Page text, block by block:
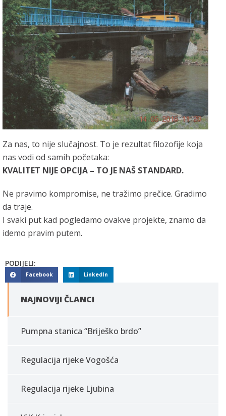
Za nas, to nije slučajnost. To je rezultat filozofije koja
nas vodi od samih početaka:
KVALITET NIJE OPCIJA – TO JE NAŠ STANDARD.
Ne pravimo kompromise, ne tražimo prečice. Gradimo
da traje.
I svaki put kad pogledamo ovakve projekte, znamo da
idemo pravim putem.
PODIJELI:
Facebook LinkedIn
NAJNOVIJI ČLANCI
Pumpna stanica “Briješko brdo”
Regulacija rijeke Vogošća
Regulacija rijeke Ljubina